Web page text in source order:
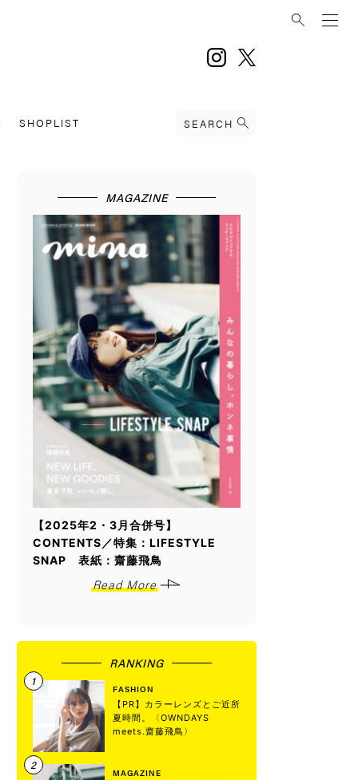
instagram
SHOPLIST SEARCH
MAGAZINE
【2025年2・3月合併号】
CONTENTS／特集：LIFESTYLE
SNAP 表紙：齋藤飛鳥
Read More
RANKING
FASHION
【PR】カラーレンズとご近所
夏時間。〈OWNDAYS
meets.齋藤飛鳥〉
MAGAZINE